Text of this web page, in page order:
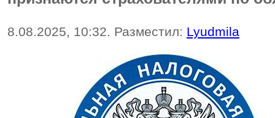
8.08.2025, 10:32. Разместил: Lyudmila